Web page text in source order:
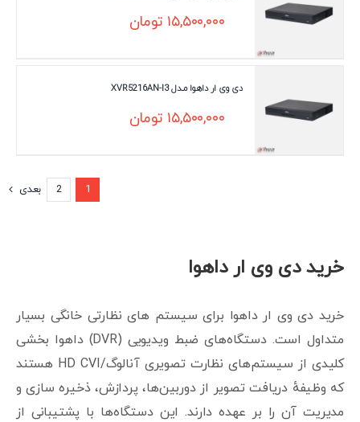
۱۵,۵۰۰,۰۰۰ تومان
دی وی ار داهوا مـدل XVR5216AN-I3
۱۵,۵۰۰,۰۰۰ تومان
1
2 بعدی
خرید دی وی ار داهوا
خرید دی وی ار داهوا برای سیستم های نظارتی خانگی بسیار
متداول است. دستگاه‌های ضبط ویدیویی (DVR) داهوا بخشی
کلیدی از سیستم‌های نظارت تصویری آنالوگ/HD CVI هستند
که وظیفهٔ دریافت تصویر از دوربین‌ها، پردازش، ذخیره سازی و
مدیریت آن را بر عهده دارند. این دستگاه‌ها با پشتیبانی از